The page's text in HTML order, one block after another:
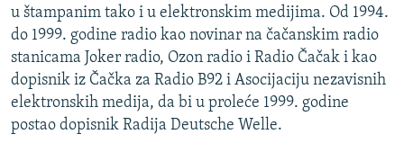
Pređite
na
pretragu
VIZUELNO
VIDEO
FOTOGALERIJE
INFOGRAFIKE
PODCASTI
RAT U UKRAJINI
KINA NA BALKANU
u štampanim tako i u elektronskim medijima. Od 1994.
do 1999. godine radio kao novinar na čačanskim radio
stanicama Joker radio, Ozon radio i Radio Čačak i kao
dopisnik iz Čačka za Radio B92 i Asocijaciju nezavisnih
elektronskih medija, da bi u proleće 1999. godine
postao dopisnik Radija Deutsche Welle.